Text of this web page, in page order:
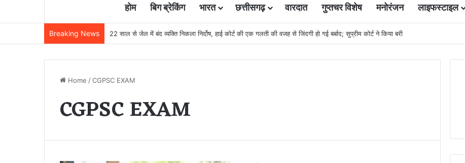
होम बिग ब्रेकिंग भारत छत्तीसगढ़ वारदात गुप्तचर विशेष मनोरंजन लाइफस्टाइल
Breaking News 22 साल से जेल में बंद व्यक्ति निकला निर्दोष, हाई कोर्ट की एक गलती की वजह से जिंदगी हो गई बर्बाद; सुप्रीम कोर्ट ने किया बरी
Home /CGPSC EXAM
CGPSC EXAM